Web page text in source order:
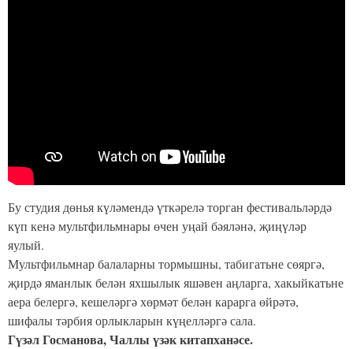
Бу студия дөнья күләмендә үткәрелә торган фестивальләрдә
күп кенә мультфильмнары өчен уңай бәяләнә, җиңүләр
яулый.
Мультфильмнар балаларны тормышны, табигатьне сөяргә,
җирдә яманлык белән яхшылык яшәвен аңларга, хакыйкатьне
аера белергә, кешеләргә хөрмәт белән карарга өйрәтә,
шифалы тәрбия орлыкларын күңелләргә сала.
Гүзәл Госманова, Чаллы үзәк китапханәсе.